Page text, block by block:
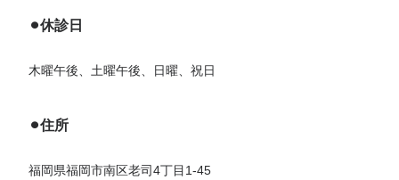
⚫︎休診日
木曜午後、土曜午後、日曜、祝日
⚫︎住所
福岡県福岡市南区老司4丁目1-45